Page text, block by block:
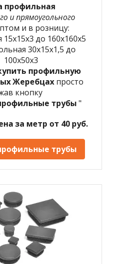
профильная
и прямоугольного
и в розницу:
до 160х160х5
30х15х1,5 до
100х50х3
профильную
Жеребцах просто
кнопку
трубы "
за метр от 40 руб.
трубы